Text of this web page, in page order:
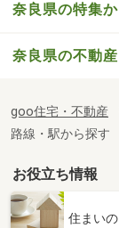
奈良県の特集
奈良県の不動
goo住宅・不動産
路線・駅から探す
お役立ち情報
住まい